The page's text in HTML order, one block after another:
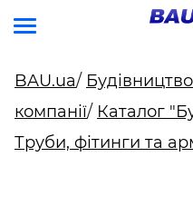
BAU.ua/
компанії/ Каталог
Труби, фітинги та